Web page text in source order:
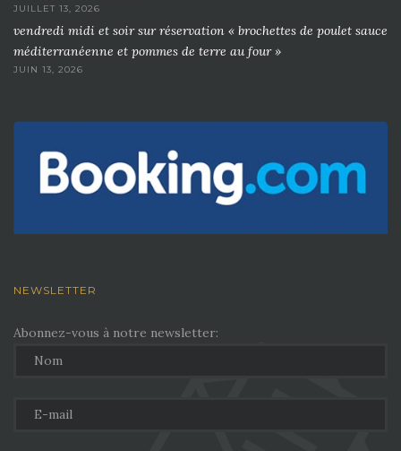
JUILLET 13, 2026
vendredi midi et soir sur réservation « brochettes de poulet sauce
méditerranéenne et pommes de terre au four »
JUIN 13, 2026
NEWSLETTER
Abonnez-vous à notre newsletter: